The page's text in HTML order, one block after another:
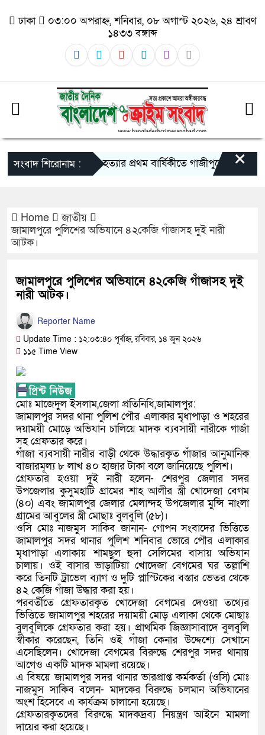
ঢাকা
০৩:০০ অপরাহ্ন, শনিবার, ০৮ অগাস্ট ২০২৬, ২৪ শ্রাবণ
১৪৩৩ বঙ্গাব্দ
সংবাদ শিরোনাম :তুহিন হত্যার প্রথম বার্ষিকীতে গাজীপুরে মানববন্ধন:
×
Home
জাতীয়
জামালপুরে পুলিশের অভিযানে ৪২কেজি গাঁজাসহ দুই নারী
আটক।
জামালপুরে পুলিশের অভিযানে ৪২কেজি গাঁজাসহ দুই
নারী আটক।
Reporter Name
Update Time : ১২:০৩:৪০ পূর্বাহ্ন, রবিবার, ১৪ জুন ২০২৬
১১৫ Time View
মোঃ মাজেদুল ইসলাম,জেলা প্রতিনিধি,জামালপুর:
জামালপুর সদর থানা পুলিশ পৌর এলাকার মৃধাপাড়া ও শহরের
দয়াময়ী মোড়ে অভিযান চালিয়ে মাদক ব্যবসায়ী নারীকে গাজাঁ
সহ গ্রেফতার করে।
গাঁজা ব্যবসায়ী নারীর বাড়ী থেকে উদ্ধারকৃত গাঁজার আনুমানিক
বাজারমূল্য ৮ লাখ ৪০ হাজার টাকা বলে জানিয়েছে পুলিশ।
গ্রেফতার হওয়া দুই নারী হলেন- শেরপুর জেলার সদর
উপজেলার কুসুমহাটি গ্রামের শাহ আলীর স্ত্রী খোদেজা বেগম
(৪০) এবং জামালপুর জেলার মেলান্দহ উপজেলার মুন্সি নাংলা
গ্রামের আবুলের স্ত্রী মোছাঃ বুলবুলি (৫৮)।
ওসি মোঃ নাজমুস সাকিব জানান- গোপন সংবাদের ভিত্তিতে
জামালপুর সদর থানার পুলিশ শনিবার ভোরে পৌর এলাকার
মৃধাপাড়া এলাকায় শামছুল হুদা সেলিমের বাসায় অভিযান
চালায়। ওই বাসার ভাড়াটিয়া খোদেজা বেগমের ঘর তল্লাশি
করে তিনটি ট্রাভেল ব্যাগ ও দুটি প্লাস্টিকের বস্তার ভেতর থেকে
৪২ কেজি গাঁজা উদ্ধার করা হয়।
পরবর্তীতে গ্রেফতারকৃত খোদেজা বেগমের দেওয়া তথ্যের
ভিত্তিতে জামালপুর শহরের দয়াময়ী মোড় এলাকা থেকে মোছাঃ
বুলবুলিকে গ্রেফতার করা হয়। প্রাথমিক জিজ্ঞাসাবাদে বুলবুলি
স্বীকার করেছেন, তিনি ওই গাঁজা কেনার উদ্দেশ্যে সেখানে
এসেছিলেন। খোদেজা বেগমের বিরুদ্ধে শেরপুর সদর থানায়
আগেও একটি মাদক মামলা রয়েছে।
এ বিষয়ে জামালপুর সদর থানার ভারপ্রাপ্ত কর্মকর্তা (ওসি) মোঃ
নাজমুস সাকিব বলেন- মাদকের বিরুদ্ধে চলমান অভিযানের
অংশ হিসেবে এ কার্যক্রম চালানো হয়েছে।
গ্রেফতারকৃতদের বিরুদ্ধে মাদকদ্রব্য নিয়ন্ত্রণ আইনে মামলা
দায়ের করা হয়েছে।